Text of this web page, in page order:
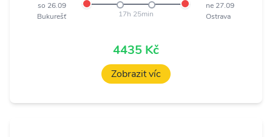
so 26.09
Bukurešť
17h 25min
ne 27.09
Ostrava
4435 Kč
Zobrazit víc